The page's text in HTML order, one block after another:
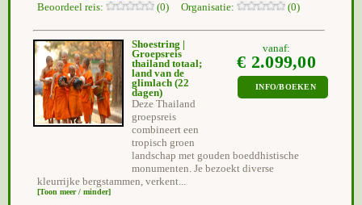
Beoordeel reis:
(0) Organisatie: (0)
vanaf:
€ 2.099,00
INFO/BOEKEN
Shoestring |
Groepsreis
thailand totaal;
land van de
glimlach (22
dagen)
Deze Thailand
groepsreis
combineert een
tropisch groen
landschap met gouden boeddhistische
monumenten. Je bezoekt diverse
kleurrijke bergstammen, verkent...
[Toon meer / minder]